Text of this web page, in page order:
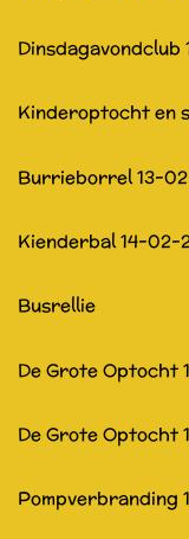
Kinderoptocht en
Burrieborrel 13-
Kienderbal 14-02-
Busrellie
De Grote Optocht
De Grote Optocht
Pompverbranding